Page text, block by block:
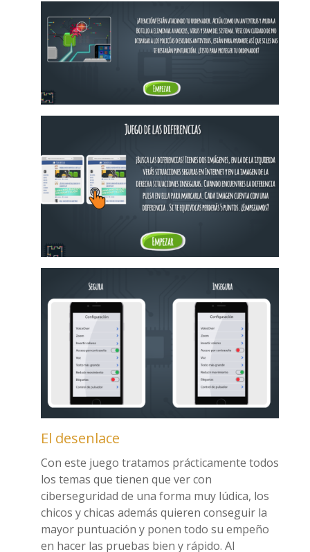
El desenlace
Con este juego tratamos prácticamente todos
los temas que tienen que ver con
ciberseguridad de una forma muy lúdica, los
chicos y chicas además quieren conseguir la
mayor puntuación y ponen todo su empeño
en hacer las pruebas bien y rápido. Al